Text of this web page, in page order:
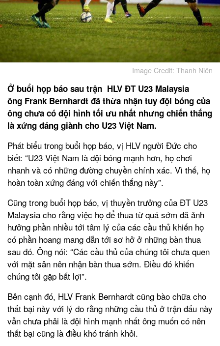
Image Credit: Thanh Niên
Ở buổi họp báo sau trận HLV ĐT U23 Malaysia
ông Frank Bernhardt đã thừa nhận tuy đội bóng của
ông chưa có đội hình tối ưu nhất nhưng chiến thắng
là xứng đáng giành cho U23 Việt Nam.
Phát biểu trong buổi họp báo, vị HLV người Đức cho
biết: “U23 Việt Nam là đội bóng mạnh hơn, họ chơi
nhanh và có những đường chuyền chính xác. Vì thế, họ
hoàn toàn xứng đáng với chiến thắng này”.
Cũng trong buổi họp báo, vị thuyền trưởng của ĐT U23
Malaysia cho rằng việc họ để thua từ quá sớm đã ảnh
hưởng phần nhiều tới tâm lý của các cầu thủ khiến họ
có phần hoang mang dẫn tới sơ hở ở những bàn thua
sau đó. Ông nói: “Các cầu thủ của chúng tôi chưa quen
với mặt sân nên nhận bàn thua sớm. Điều đó khiến
chúng tôi gặp bất lợi”.
Bên cạnh đó, HLV Frank Bernhardt cũng bào chữa cho
thất bại này với lý do rằng những cầu thủ ở trận đấu này
vẫn chưa phải là đội hình mạnh nhất ông muốn có nên
thất bại cũng là điều khó tránh khỏi.